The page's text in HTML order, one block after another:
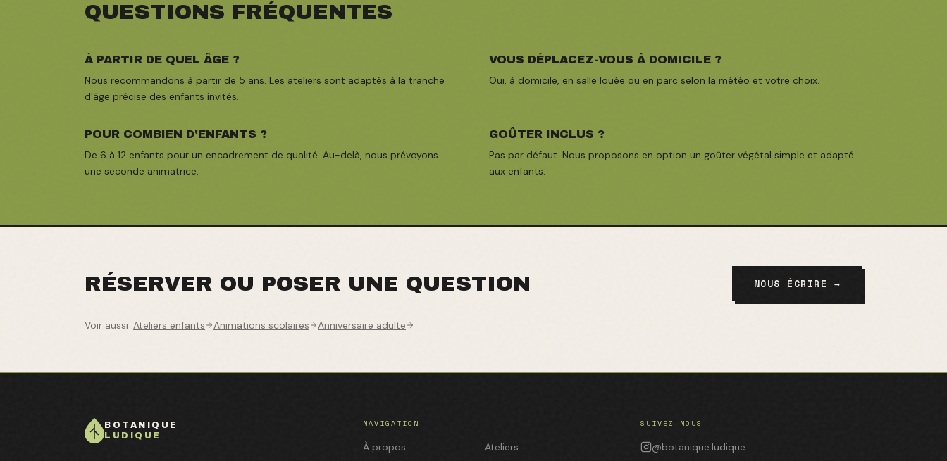
QUESTIONS FRÉQUENTES
À PARTIR DE QUEL ÂGE ?
Nous recommandons à partir de 5 ans. Les ateliers sont adaptés à la tranche
d'âge précise des enfants invités.
VOUS DÉPLACEZ-VOUS À DOMICILE ?
Oui, à domicile, en salle louée ou en parc selon la météo et votre choix.
POUR COMBIEN D'ENFANTS ?
De 6 à 12 enfants pour un encadrement de qualité. Au-delà, nous prévoyons
une seconde animatrice.
GOÛTER INCLUS ?
Pas par défaut. Nous proposons en option un goûter végétal simple et adapté
aux enfants.
RÉSERVER OU POSER UNE QUESTION NOUS ÉCRIRE →
Voir aussi :Ateliers enfants Animations scolaires Anniversaire adulte
BOTANIQUE
LUDIQUE
NAVIGATION
À propos
Ateliers
SUIVEZ-NOUS
@botanique.ludique